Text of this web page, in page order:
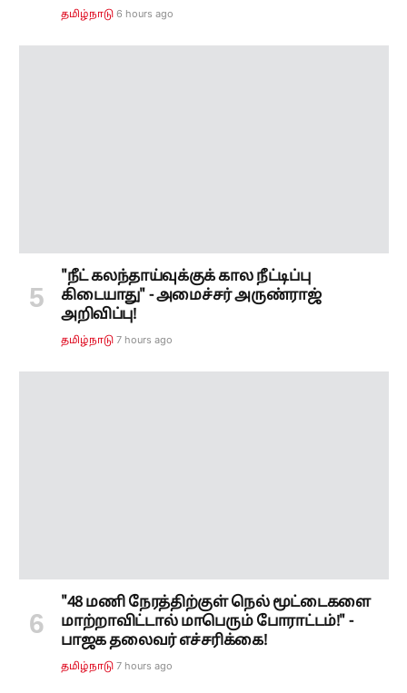
தமிழ்நாடு 6 hours ago
"நீட் கலந்தாய்வுக்குக் கால நீட்டிப்பு
கிடையாது" - அமைச்சர் அருண்ராஜ்
அறிவிப்பு!
தமிழ்நாடு 7 hours ago
"48 மணி நேரத்திற்குள் நெல் மூட்டைகளை
மாற்றாவிட்டால் மாபெரும் போராட்டம்!" -
பாஜக தலைவர் எச்சரிக்கை!
தமிழ்நாடு 7 hours ago